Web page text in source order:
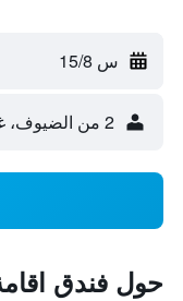
س 15/8
2 من الضيوف، غرفة واحدة
حول فندق